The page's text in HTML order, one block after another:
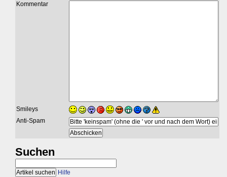
Kommentar
Smileys
Anti-Spam
Suchen
Hilfe